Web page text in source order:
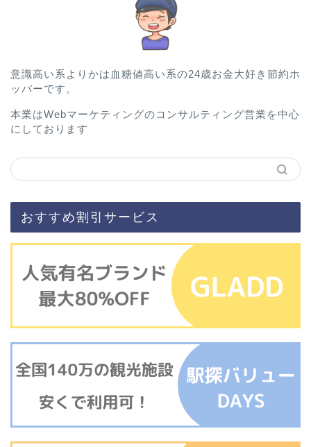
意識高い系よりかは血糖値高い系の24歳お金大好き節約ホ
ッパーです。
本業はWebマーケティングのコンサルティング営業を中心
にしております
おすすめ割引サービス